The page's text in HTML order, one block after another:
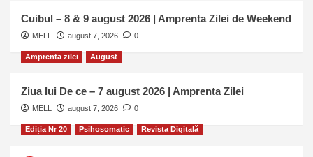
Cuibul – 8 & 9 august 2026 | Amprenta Zilei de Weekend
MELL august 7, 2026 0
Amprenta zilei August
Ziua lui De ce – 7 august 2026 | Amprenta Zilei
MELL august 7, 2026 0
Ediția Nr 20 Psihosomatic Revista Digitală